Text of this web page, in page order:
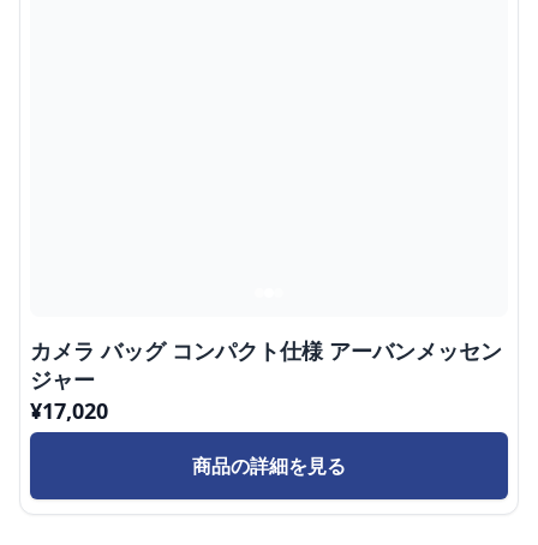
カメラ バッグ コンパクト仕様 アーバンメッセン
ジャー
¥17,020
商品の詳細を見る